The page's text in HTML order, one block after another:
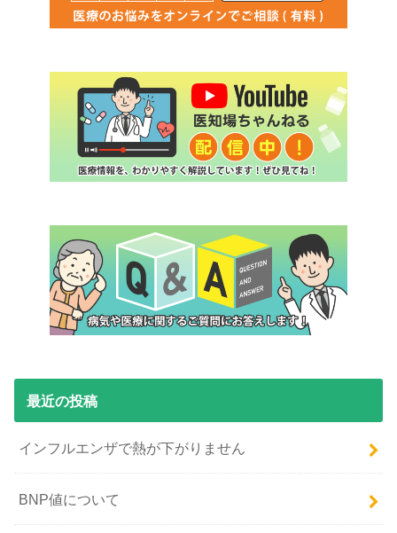
最近の投稿
インフルエンザで熱が下がりません
BNP値について